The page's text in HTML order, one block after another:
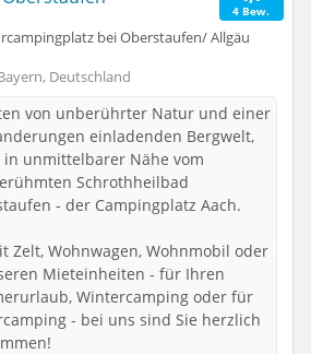
4 Bew.
bei Oberstaufen/ Allgäu
Deutschland
von unberührter Natur und einer
einladenden Bergwelt,
in unmittelbarer Nähe vom
Schrothheilbad
- der Campingplatz Aach.
Zelt, Wohnwagen, Wohnmobil oder
Mieteinheiten - für Ihren
Wintercamping oder für
- bei uns sind Sie herzlich